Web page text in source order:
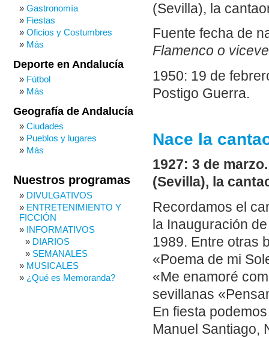
(Sevilla), la
Fuente fecha de
Flamenco o
1950: 19 de
Postigo Guerra.
Nace la
1927: 3 de
(Sevilla), la
Recordamos el
la Inauguración
1989. Entre otras
«Poema de mi
«Me enamoré
sevillanas
En fiesta
Manuel Santiago,
Gastronomía
Fiestas
Oficios y Costumbres
Más
Deporte en Andalucía
Fútbol
Más
Geografía de Andalucía
Ciudades
Pueblos y lugares
Más
Nuestros programas
DIVULGATIVOS
ENTRETENIMIENTO Y
FICCIÓN
INFORMATIVOS
DIARIOS
SEMANALES
MUSICALES
¿Qué es Memoranda?